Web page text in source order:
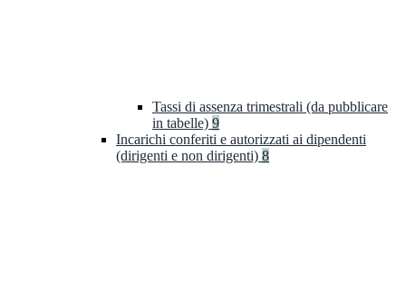
Tassi di assenza trimestrali (da pubblicare
in tabelle) 9
Incarichi conferiti e autorizzati ai dipendenti
(dirigenti e non dirigenti) 8